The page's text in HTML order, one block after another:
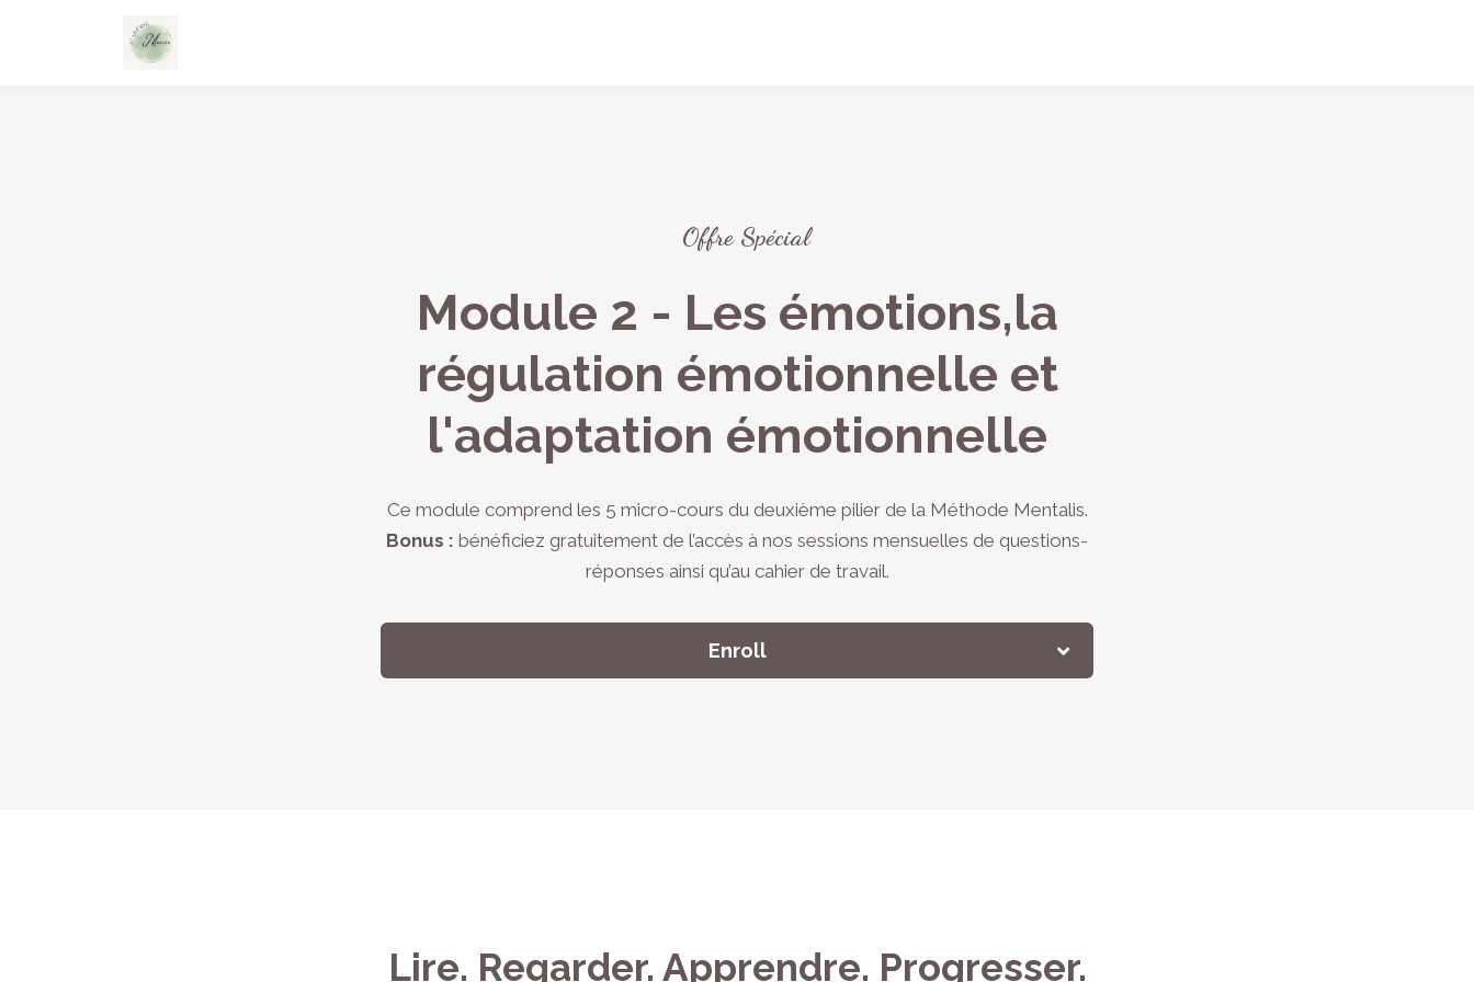
Offre Spécial
Module 2 - Les émotions,la
régulation émotionnelle et
l'adaptation émotionnelle
Ce module comprend les 5 micro-cours du deuxième pilier de la Méthode Mentalis.
Bonus : bénéficiez gratuitement de l’accès à nos sessions mensuelles de questions-
réponses ainsi qu’au cahier de travail.
Enroll
Lire. Regarder. Apprendre. Progresser.